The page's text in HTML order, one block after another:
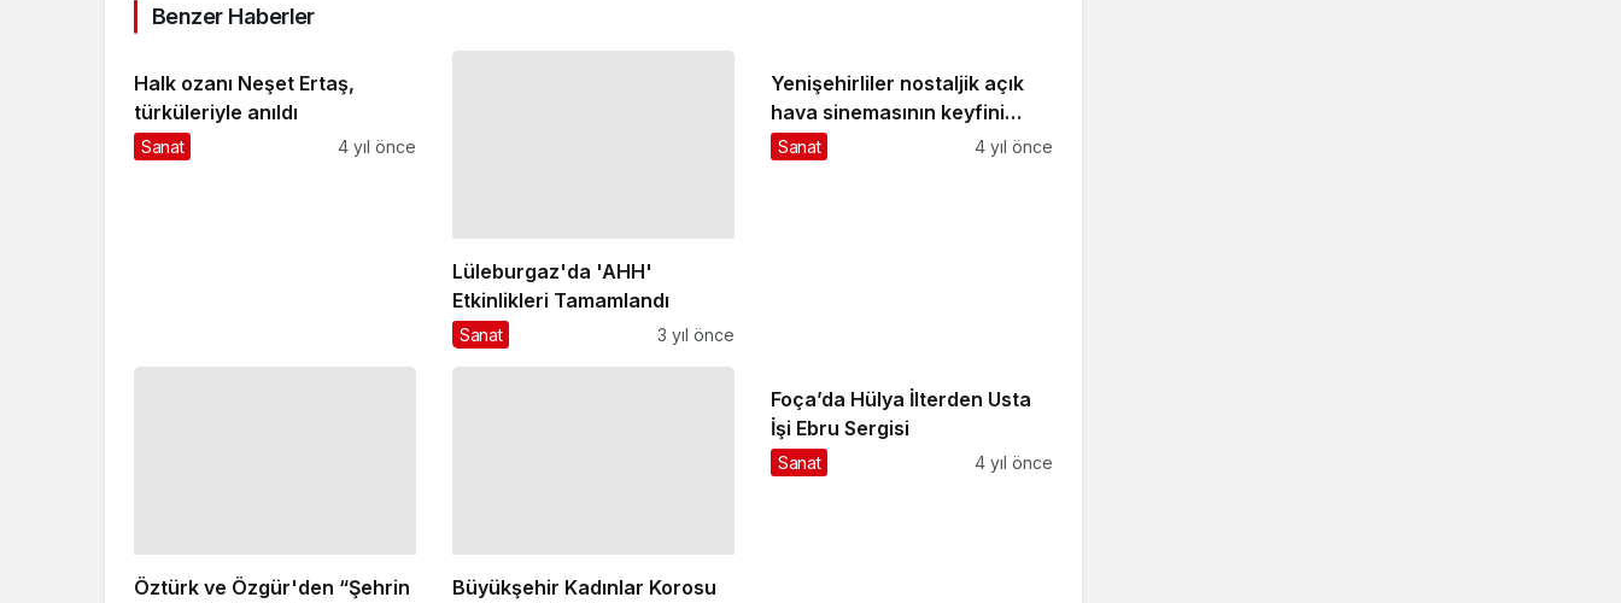
Benzer Haberler
Halk ozanı Neşet Ertaş,
türküleriyle anıldı
Sanat 4 yıl önce
Lüleburgaz'da 'AHH'
Etkinlikleri Tamamlandı
Sanat 3 yıl önce
Yenişehirliler nostaljik açık
hava sinemasının keyfini
çıkardı
Sanat 4 yıl önce
Öztürk ve Özgür'den “Şehrin
Büyükşehir Kadınlar Korosu
Foça’da Hülya İlterden Usta
İşi Ebru Sergisi
Sanat 4 yıl önce